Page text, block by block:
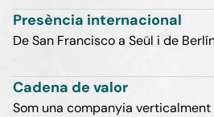
Presència internacional
De San Francisco a Seül i de
Cadena de valor
Som una companyia